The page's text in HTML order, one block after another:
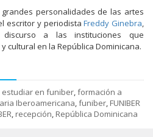
personalidades de las artes
escritor y periodistaFreddy Ginebra
a las instituciones que
cultural en la República Dominicana.
estudiar en funiber formación a
Iberoamericana funiber FUNIBER
recepción República Dominicana